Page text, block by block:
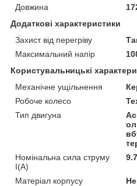
Довжина
Додаткові характеристики
Захист від перегріву
Максимальний напір
Користувальницькі
Механічне ущільнення
Робоче колесо
Тип двигуна
Номінальна сила струму
I(А)
9.7
Матеріал корпусу